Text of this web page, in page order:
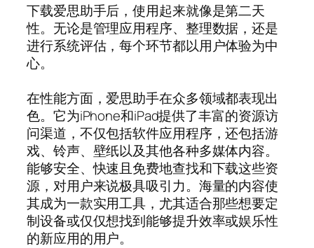
下载爱思助手后，使用起来就像是第二天
性。无论是管理应用程序、整理数据，还是
进行系统评估，每个环节都以用户体验为中
心。
在性能方面，爱思助手在众多领域都表现出
色。它为iPhone和iPad提供了丰富的资源访
问渠道，不仅包括软件应用程序，还包括游
戏、铃声、壁纸以及其他各种多媒体内容。
能够安全、快速且免费地查找和下载这些资
源，对用户来说极具吸引力。海量的内容使
其成为一款实用工具，尤其适合那些想要定
制设备或仅仅想找到能够提升效率或娱乐性
的新应用的用户。